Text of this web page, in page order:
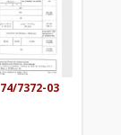
7372-03